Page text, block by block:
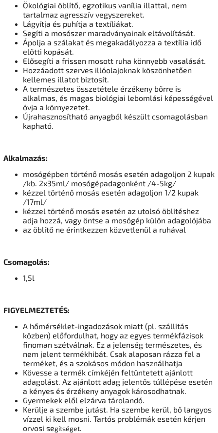
Ökológiai öblítő, egzotikus vanília illattal, nem
tartalmaz agresszív vegyszereket.
Lágyítja és puhítja a textíliákat.
Segíti a mosószer maradványainak eltávolítását.
Ápolja a szálakat és megakadályozza a textília idő
előtti kopását.
Elősegíti a frissen mosott ruha könnyebb vasalását.
Hozzáadott szerves illóolajoknak köszönhetően
kellemes illatot biztosít.
A természetes összetétele érzékeny bőrre is
alkalmas, és magas biológiai lebomlási képességével
óvja a környezetet.
Újrahasznosítható anyagból készült csomagolásban
kapható.
Alkalmazás:
mosógépben történő mosás esetén adagoljon 2 kupak
/kb. 2x35ml/ mosógépadagonként /4-5kg/
kézzel történő mosás esetén adagoljon 1/2 kupak
/17ml/
kézzel történő mosás esetén az utolsó öblítéshez
adja hozzá, vagy öntse a mosógép külön adagolójába
az öblítő ne érintkezzen közvetlenül a ruhával
Csomagolás:
1,5l
FIGYELMEZTETÉS:
A hőmérséklet-ingadozások miatt (pl. szállítás
közben) előfordulhat, hogy az egyes termékfázisok
finoman szétválnak. Ez a jelenség természetes, és
nem jelent termékhibát. Csak alaposan rázza fel a
terméket, és a szokásos módon használhatja
Kövesse a termék címkéjén feltüntetett ajánlott
adagolást. Az ajánlott adag jelentős túllépése esetén
a kényes és érzékeny anyagok károsodhatnak.
Gyermekek elől elzárva tárolandó.
Kerülje a szembe jutást. Ha szembe kerül, bő langyos
vízzel ki kell mosni. Tartós problémák esetén kérjen
orvosi segítséget.